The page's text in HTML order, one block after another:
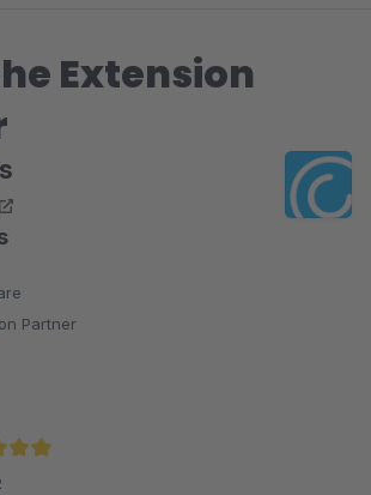
Extension
Partner
out of 5 stars